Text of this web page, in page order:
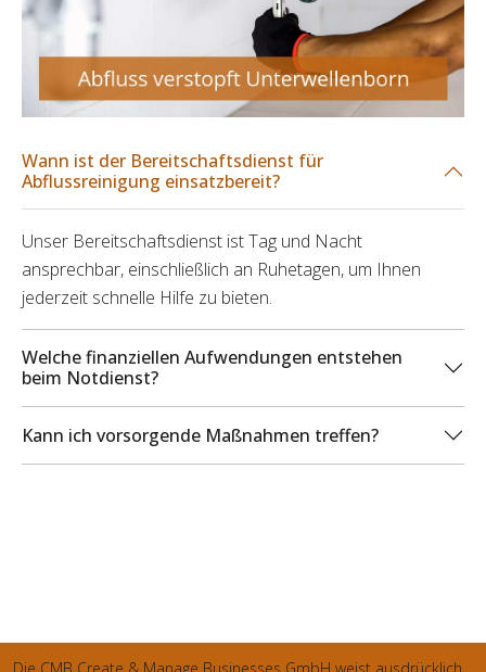
Wann ist der Bereitschaftsdienst für
Abflussreinigung einsatzbereit?
Unser Bereitschaftsdienst ist Tag und Nacht
ansprechbar, einschließlich an Ruhetagen, um Ihnen
jederzeit schnelle Hilfe zu bieten.
Welche finanziellen Aufwendungen entstehen
beim Notdienst?
Kann ich vorsorgende Maßnahmen treffen?